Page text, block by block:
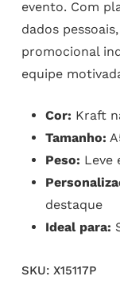
evento. Com
dados
promocional
equipe
Cor: Kraft
Tamanho:
Peso: Leve
destaque
Ideal para:
SKU: X15117P